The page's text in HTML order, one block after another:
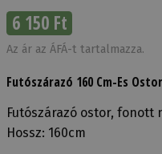
6 150 Ft
Az ár az ÁFÁ-t tartalmazza.
Futószárazó 160 Cm-Es
Futószárazó ostor, fonott
Hossz: 160cm